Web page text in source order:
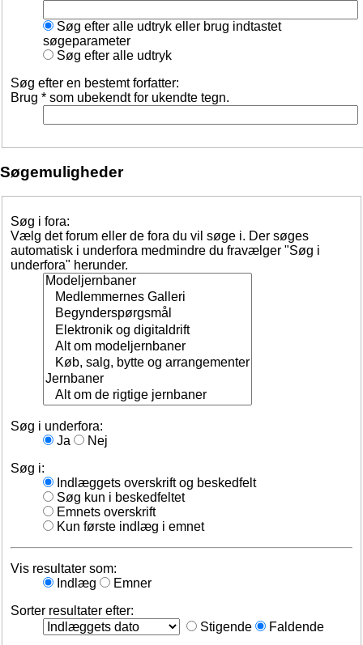
Søg efter alle udtryk eller brug indtastet
søgeparameter
Søg efter alle udtryk
Søg efter en bestemt forfatter:
Brug * som ubekendt for ukendte tegn.
Søgemuligheder
Søg i fora:
Vælg det forum eller de fora du vil søge i. Der søges
automatisk i underfora medmindre du fravælger "Søg i
underfora" herunder.
Søg i underfora:
Ja
Nej
Søg i:
Indlæggets overskrift og beskedfelt
Søg kun i beskedfeltet
Emnets overskrift
Kun første indlæg i emnet
Vis resultater som:
Indlæg
Emner
Sorter resultater efter:
Stigende
Faldende